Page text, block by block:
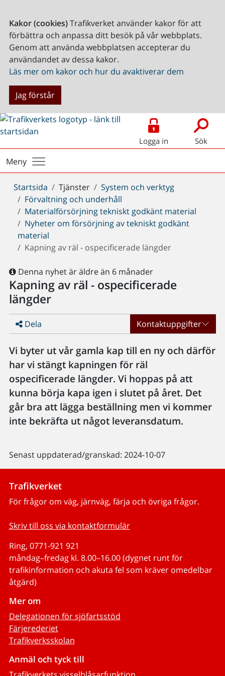
Kakor (cookies)Trafikverket använder kakor för att
förbättra och anpassa ditt besök på vår webbplats.
Genom att använda webbplatsen accepterar du
användandet av dessa kakor.
Läs mer om kakor och hur du avaktiverar dem
Jag förstår
Logga in Sök
Meny
Du
är
här:
Startsida Tjänster
System och verktyg
Förvaltning och underhåll
Materialförsörjning tekniskt godkänt material
Nyheter om försörjning av tekniskt godkänt
material
Kapning av räl - ospecificerade längder
Denna nyhet är äldre än 6 månader
Kapning av räl - ospecificerade
längder
Dela Kontaktuppgifter
Vi byter ut vår gamla kap till en ny och därför
har vi stängt kapningen för räl
ospecificerade längder. Vi hoppas på att
kunna börja kapa igen i slutet på året. Det
går bra att lägga beställning men vi kommer
inte bekräfta ut något leveransdatum.
Senast uppdaterad/granskad: 2024-10-07
Trafikverket
För frågor om väg, järnväg, färja och övriga frågor.
Skriv till oss via kontaktformulär
Ring, 0771-921 921
måndag–fredag kl. 8.00–16.00 (dygnet runt för
trafikinformation och akuta fel som kräver omedelbar
åtgärd)
Mer om
Delegationen för sjöfartsstöd
Färjerederiet
Trafikverksskolan
Anmäl och tyck till